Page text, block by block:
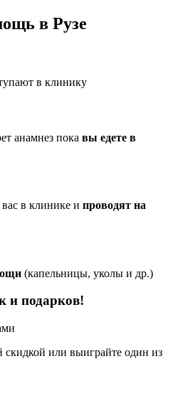
в Рузе
в клинику
анамнез пока вы едете в
в клинике и проводят на
(капельницы, уколы и др.)
и подарков!
или выиграйте один из